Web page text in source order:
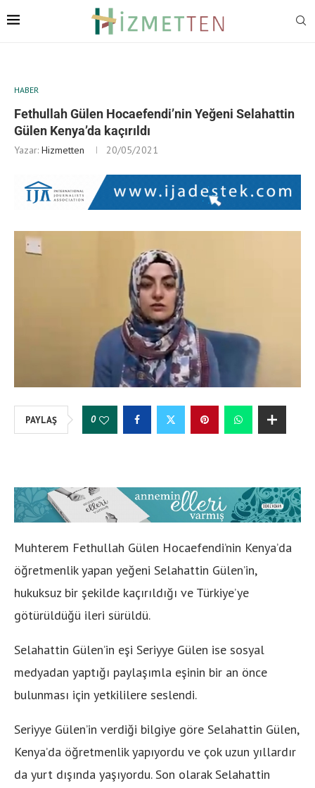
HABER
Fethullah Gülen Hocaefendi’nin Yeğeni Selahattin
Gülen Kenya’da kaçırıldı
Yazar: Hizmetten 20/05/2021
PAYLAŞ 0
Muhterem Fethullah Gülen Hocaefendi’nin Kenya’da
öğretmenlik yapan yeğeni Selahattin Gülen’in,
hukuksuz bir şekilde kaçırıldığı ve Türkiye’ye
götürüldüğü ileri sürüldü.
Selahattin Gülen’in eşi Seriyye Gülen ise sosyal
medyadan yaptığı paylaşımla eşinin bir an önce
bulunması için yetkililere seslendi.
Seriyye Gülen’in verdiği bilgiye göre Selahattin Gülen,
Kenya’da öğretmenlik yapıyordu ve çok uzun yıllardır
da yurt dışında yaşıyordu. Son olarak Selahattin